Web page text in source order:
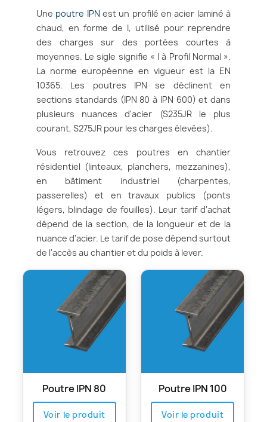
Une poutre IPN est un profilé en acier laminé à
chaud, en forme de I, utilisé pour reprendre
des charges sur des portées courtes à
moyennes. Le sigle signifie « I à Profil Normal ».
La norme européenne en vigueur est la EN
10365. Les poutres IPN se déclinent en
sections standards (IPN 80 à IPN 600) et dans
plusieurs nuances d'acier (S235JR le plus
courant, S275JR pour les charges élevées).
Vous retrouvez ces poutres en chantier
résidentiel (linteaux, planchers, mezzanines),
en bâtiment industriel (charpentes,
passerelles) et en travaux publics (ponts
légers, blindage de fouilles). Leur tarif d'achat
dépend de la section, de la longueur et de la
nuance d'acier. Le tarif de pose dépend surtout
de l'accès au chantier et du poids à lever.
Poutre IPN 80
Voir le produit
Poutre IPN 100
Voir le produit